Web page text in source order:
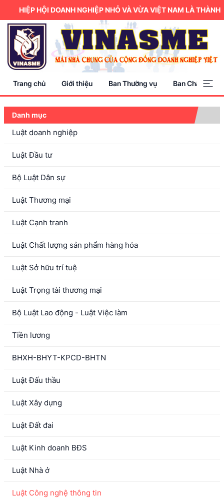
HIỆP HỘI DOANH NGHIỆP NHỎ VÀ VỪA VIỆT NAM LÀ THÀNH
Trang chủ Giới thiệu Ban Thường vụ Ban Chấp hành
Danh mục
Luật doanh nghiệp
Luật Đầu tư
Bộ Luật Dân sự
Luật Thương mại
Luật Cạnh tranh
Luật Chất lượng sản phẩm hàng hóa
Luật Sở hữu trí tuệ
Luật Trọng tài thương mại
Bộ Luật Lao động - Luật Việc làm
Tiền lương
BHXH-BHYT-KPCD-BHTN
Luật Đấu thầu
Luật Xây dựng
Luật Đất đai
Luật Kinh doanh BĐS
Luật Nhà ở
Luật Công nghệ thông tin